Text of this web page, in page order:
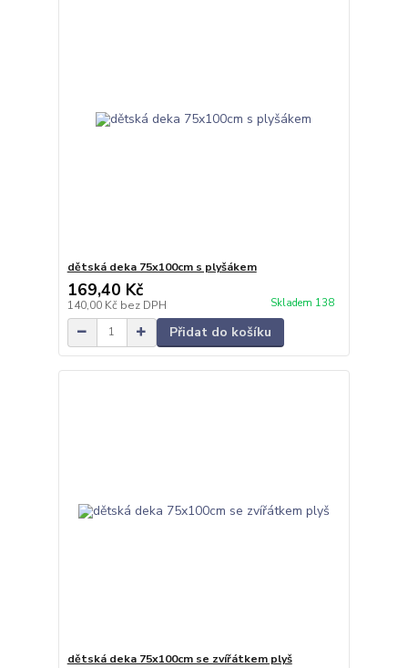
dětská deka 75x100cm s plyšákem
169,40 Kč
140,00 Kč bez DPH Skladem 138
Přidat do košíku
dětská deka 75x100cm se zvířátkem plyš